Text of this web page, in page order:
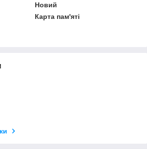
Новий
Карта пам'яті